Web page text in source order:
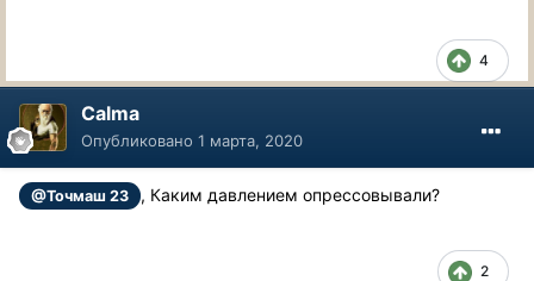
4
Calma
Опубликовано 1 марта, 2020
@Точмаш 23 , Каким давлением опрессовывали?
2